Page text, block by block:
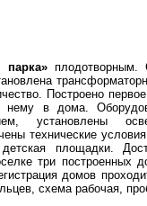
парка»плодотворным.
Построено
в дома.
установлены
технические
площадки.
три построенных
домов
схема рабочая,